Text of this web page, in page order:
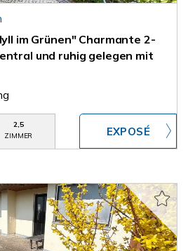
im Grünen" Charmante 2-
und ruhig gelegen mit
2,5
ZIMMER